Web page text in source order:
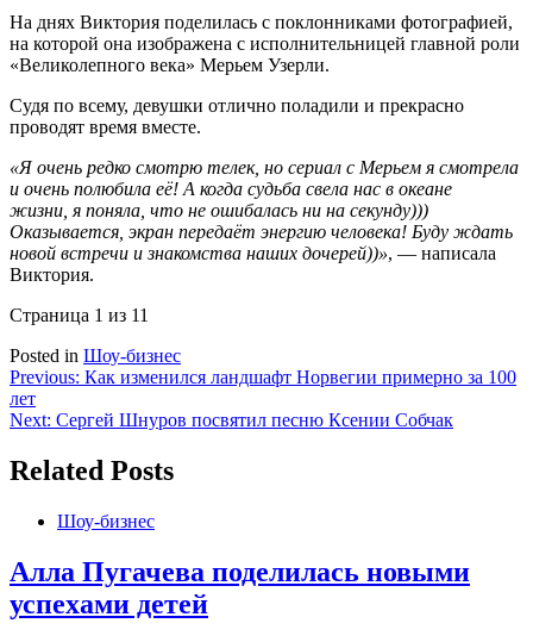
На днях Виктория поделилась с поклонниками фотографией,
на которой она изображена с исполнительницей главной роли
«Великолепного века» Мерьем Узерли.
Судя по всему, девушки отлично поладили и прекрасно
проводят время вместе.
«Я очень редко смотрю телек, но сериал с Мерьем я смотрела
и очень полюбила её! А когда судьба свела нас в океане
жизни я поняла что не ошибалась ни на секунду)))
Оказывается экран передаёт энергию человека! Буду ждать
новой встречи и знакомства наших дочерей))», — написала
Виктория.
Страница 1 из 11
Posted in Шоу-бизнес
Навигация
по
Previous: Как изменился ландшафт Норвегии примерно за 100
лет
Next: Сергей Шнуров посвятил песню Ксении Собчак
Related Posts
Шоу-бизнес
Алла Пугачева поделилась новыми
успехами детей